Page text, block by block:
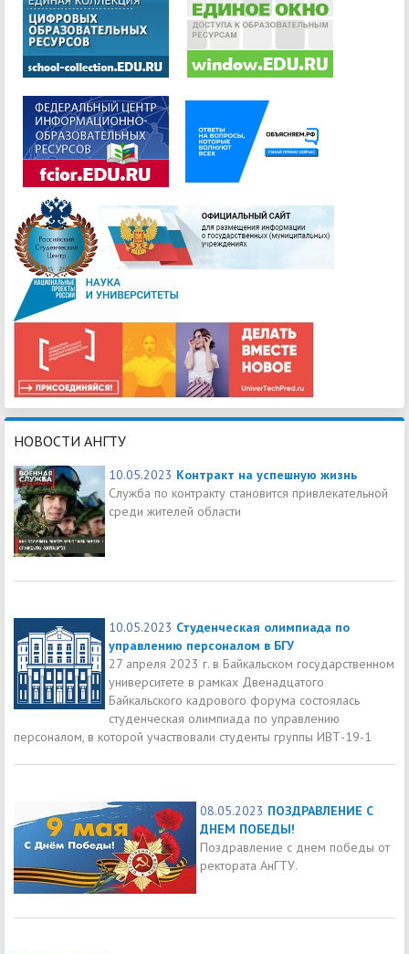
НОВОСТИ АНГТУ
10.05.2023 Контракт на успешную жизнь
Служба по контракту становится привлекательной
среди жителей области
10.05.2023 Студенческая олимпиада по
управлению персоналом в БГУ
27 апреля 2023 г. в Байкальском государственном
университете в рамках Двенадцатого
Байкальского кадрового форума состоялась
студенческая олимпиада по управлению
персоналом, в которой участвовали студенты группы ИВТ-19-1
08.05.2023 ПОЗДРАВЛЕНИЕ С
ДНЕМ ПОБЕДЫ!
Поздравление с днем победы от
ректората АнГТУ.